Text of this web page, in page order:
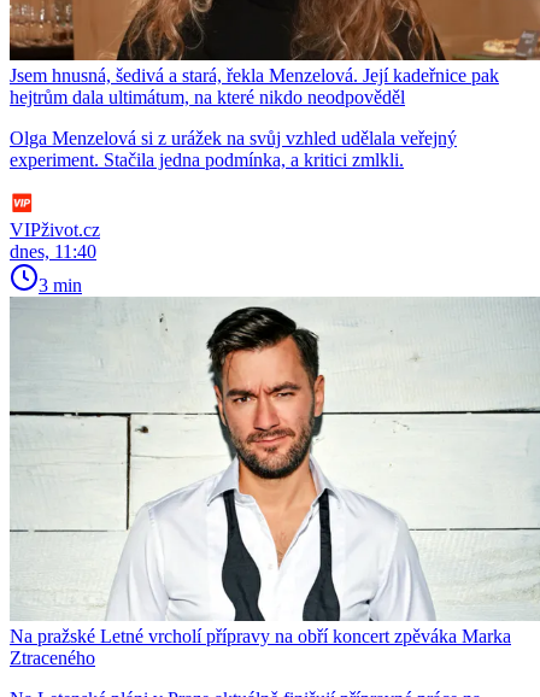
Jsem hnusná, šedivá a stará, řekla Menzelová. Její kadeřnice pak
hejtrům dala ultimátum, na které nikdo neodpověděl
Olga Menzelová si z urážek na svůj vzhled udělala veřejný
experiment. Stačila jedna podmínka, a kritici zmlkli.
VIPživot.cz
dnes, 11:40
3 min
Na pražské Letné vrcholí přípravy na obří koncert zpěváka Marka
Ztraceného